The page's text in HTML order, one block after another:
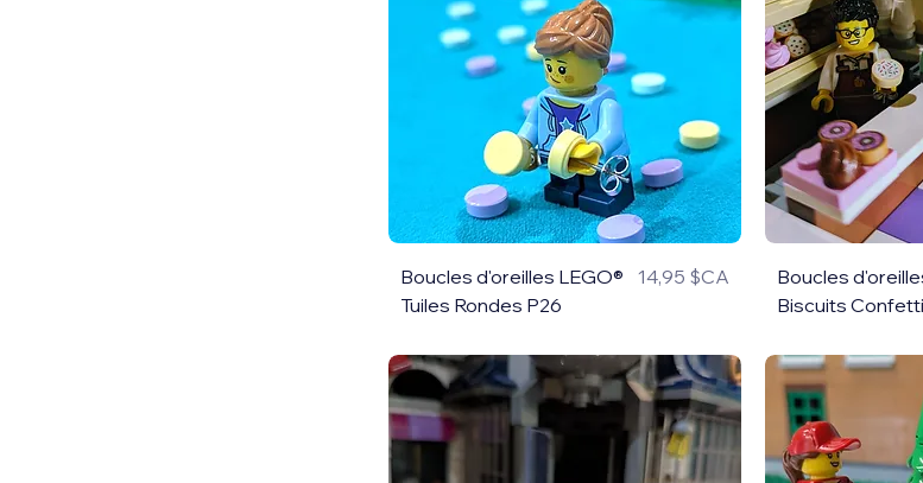
Boucles d'oreilles LEGO®
Tuiles Rondes P26
14,95 $CA
Boucles
Biscuits